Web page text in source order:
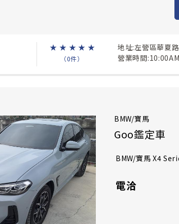
★ ★ ★ ★ ★
（0件）
地址:左營區華夏
營業時間
BMW/寶馬
Goo鑑定車
BMW/寶馬 X4
電洽